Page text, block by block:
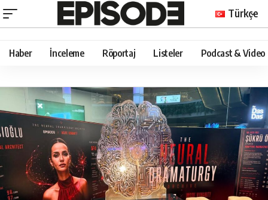
Türkçe
Haber İnceleme Röportaj Listeler Podcast & Video